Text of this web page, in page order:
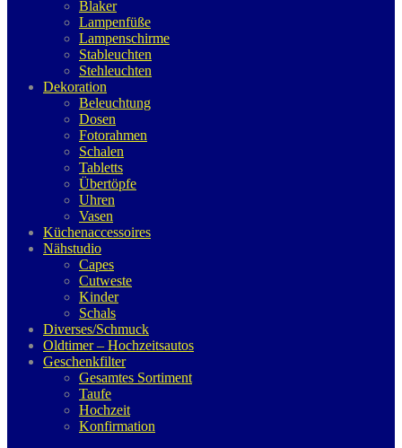
Blaker
Lampenfüße
Lampenschirme
Stableuchten
Stehleuchten
Dekoration
Beleuchtung
Dosen
Fotorahmen
Schalen
Tabletts
Übertöpfe
Uhren
Vasen
Küchenaccessoires
Nähstudio
Capes
Cutweste
Kinder
Schals
Diverses/Schmuck
Oldtimer – Hochzeitsautos
Geschenkfilter
Gesamtes Sortiment
Taufe
Hochzeit
Konfirmation